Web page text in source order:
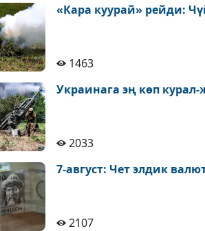
1463
Украинага эң көп
2033
7-август: Чет элдик
2107